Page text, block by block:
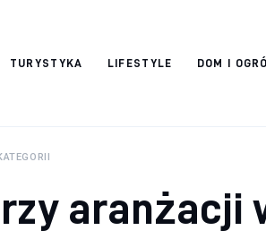
TURYSTYKA LIFESTYLE DOM I
aranżacji